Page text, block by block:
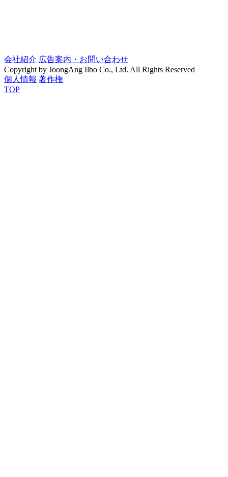
会社紹介 広告案内・お問い合わせ
Copyright by JoongAng Ilbo Co., Ltd. All Rights Reserved
個人情報 著作権
TOP